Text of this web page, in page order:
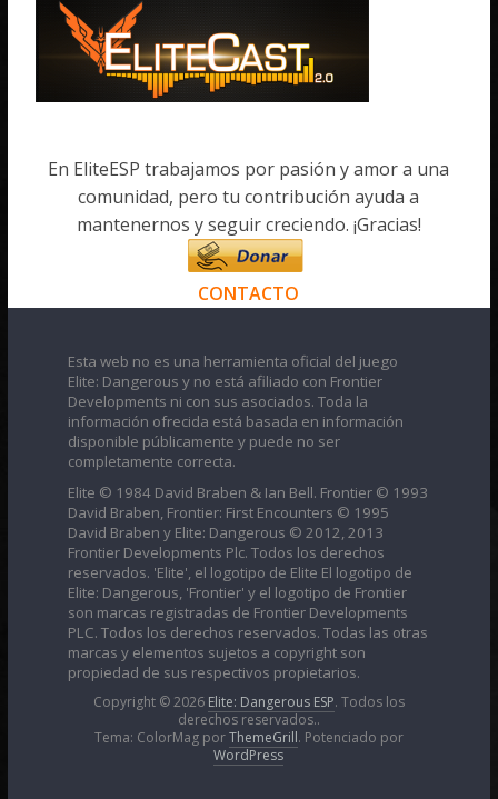
En EliteESP trabajamos por pasión y amor a una
comunidad, pero tu contribución ayuda a
mantenernos y seguir creciendo. ¡Gracias!
CONTACTO
Esta web no es una herramienta oficial del juego
Elite: Dangerous y no está afiliado con Frontier
Developments ni con sus asociados. Toda la
información ofrecida está basada en información
disponible públicamente y puede no ser
completamente correcta.
Elite © 1984 David Braben & Ian Bell. Frontier © 1993
David Braben, Frontier: First Encounters © 1995
David Braben y Elite: Dangerous © 2012, 2013
Frontier Developments Plc. Todos los derechos
reservados. 'Elite', el logotipo de Elite El logotipo de
Elite: Dangerous, 'Frontier' y el logotipo de Frontier
son marcas registradas de Frontier Developments
PLC. Todos los derechos reservados. Todas las otras
marcas y elementos sujetos a copyright son
propiedad de sus respectivos propietarios.
Copyright © 2026 Elite: Dangerous ESP . Todos los
derechos reservados..
Tema: ColorMag porThemeGrill . Potenciado por
WordPress